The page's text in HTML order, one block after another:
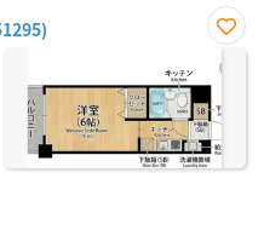
お気
に入
り登
録